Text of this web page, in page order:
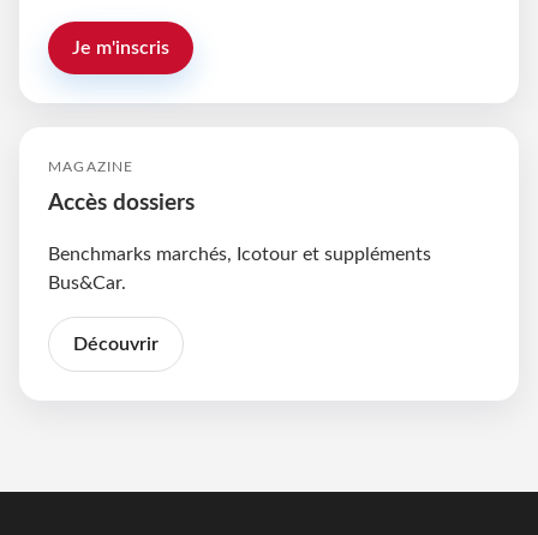
Je m'inscris
MAGAZINE
Accès dossiers
Benchmarks marchés, Icotour et suppléments
Bus&Car.
Découvrir